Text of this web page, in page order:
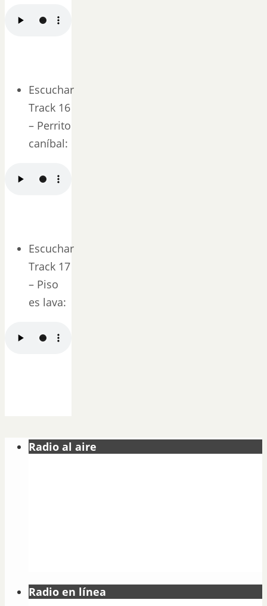
Escuchar
Track 16
– Perrito
caníbal:
Escuchar
Track 17
– Piso
es lava:
Radio al aire
Radio en línea